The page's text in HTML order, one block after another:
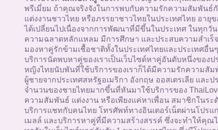
พรีเมี่ยม ถ้าคุณจริงจังในการพบกับความรักความสัมพันธ์
แต่งงานชาวไทย หรือภรรยาชาวไทยในประเทศไทย อายุข
ได้เปลี่ยนไปเนื่องจากการพัฒนาที่มีขึ้นในประเทศ ในทุกวั
ความฉลาดหลักแหลม มีการศึกษา และประสบความสำเร็
มองหาคู่รักข้ามเชื้อชาติทั้งในประเทศไทยและประเทศอื่น
บริการนัดพบหาคู่ของเราเป็นเว็บไซด์หาคู่อันดับหนึ่งของป
หญิงไทยนับพันที่ใช้บริการของเราก็ได้มีความรักความสัม
ผู้ชายจากประเทศสหรัฐอเมริกา อังกฤษ ออสเตรเลีย และ
จำนวนของชายไทยมากขึ้นที่หันมาใช้บริการของ
ความสัมพันธ์ แต่งงาน หรือเพียงแค่หาเพื่อน สมาชิกในระ
บริการแชทกับคนไทย โทรศัพท์ทางอินเตอร์เน็ตผ่านโปรแ
เมลล์ และบริการหาคู่ที่มีความสร้างสรรค์ ซึ่งจะทำให้คุณ